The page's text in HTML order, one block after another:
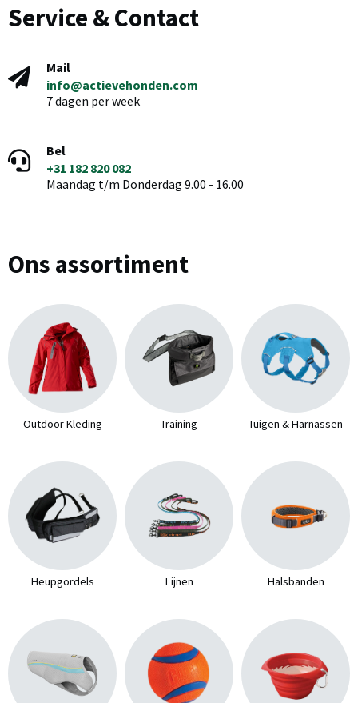
Service & Contact
Mail
info@actievehonden.com
7 dagen per week
Bel
+31 182 820 082
Maandag t/m Donderdag 9.00 - 16.00
Ons assortiment
Outdoor Kleding Training Tuigen & Harnassen
Heupgordels Lijnen Halsbanden